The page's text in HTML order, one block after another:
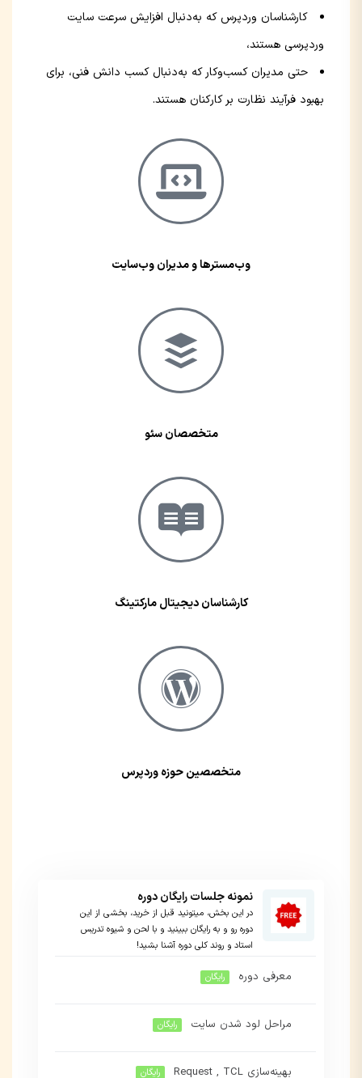
کارشناسان وردپرس که به‌دنبال افزایش سرعت سایت
وردپرسی هستند،
حتی مدیران کسب‌وکار که به‌دنبال کسب دانش فنی، برای
بهبود فرآیند نظارت بر کارکنان هستند.
وب‌مسترها و مدیران وب‌سایت
متخصصان سئو
کارشناسان دیجیتال مارکتینگ
متخصصین حوزه وردپرس
نمونه جلسات رایگان دوره
در این بخش، میتونید قبل از خرید، بخشی از این
دوره رو و به رایگان ببینید و با لحن و شیوه تدریس
استاد و روند کلی دوره آشنا بشید!
معرفی دوره رایگان
مراحل لود شدن سایت رایگان
بهینه‌سازی Request , TCL رایگان